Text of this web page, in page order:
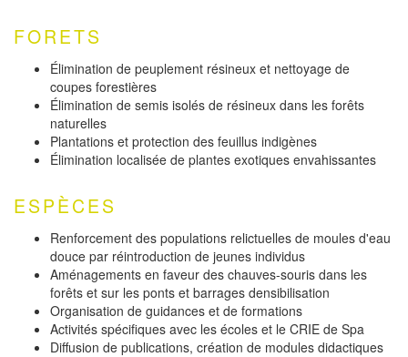
FORETS
Élimination de peuplement résineux et nettoyage de
coupes forestières
Élimination de semis isolés de résineux dans les forêts
naturelles
Plantations et protection des feuillus indigènes
Élimination localisée de plantes exotiques envahissantes
ESPÈCES
Renforcement des populations relictuelles de moules d'eau
douce par réintroduction de jeunes individus
Aménagements en faveur des chauves-souris dans les
forêts et sur les ponts et barrages densibilisation
Organisation de guidances et de formations
Activités spécifiques avec les écoles et le CRIE de Spa
Diffusion de publications, création de modules didactiques